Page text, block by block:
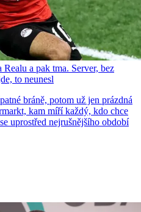
a pak tma. Server, bez
to neunesl
bráně, potom už jen prázdná
kam míří každý, kdo chce
uprostřed nejrušnějšího období